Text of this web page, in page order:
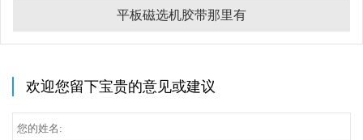
平板磁选机胶带那里有
欢迎您留下宝贵的意见或建议